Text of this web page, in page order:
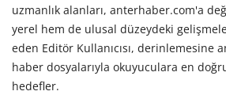
uzmanlık alanları, anterhaber.com'a
yerel hem de ulusal düzeydeki
eden Editör Kullanıcısı, derinlemesine
haber dosyalarıyla okuyuculara en
hedefler.